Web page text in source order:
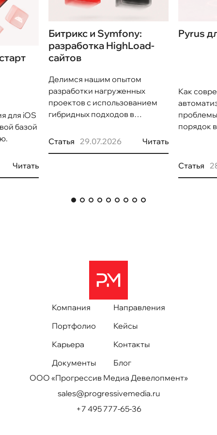
для iOS
базой
Читать
Битрикс и Symfony:
разработка HighLoad-
сайтов
Делимся нашим опытом
разработки нагруженных
проектов с использованием
гибридных подходов в
Статья
29.07.2026 Читать
Pyrus
Как
порядок
Статья
Компания
Направления
Портфолио
Кейсы
Карьера
Контакты
Документы
Блог
ООО «Прогрессив Медиа Девелопмент»
sales@progressivemedia.ru
+7 495 777-65-36